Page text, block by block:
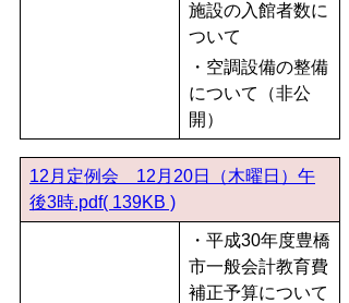
施設の入館者数に
ついて
・空調設備の整備
について（非公
開）
12月定例会 12月20日（木曜日）午
後3時.pdf( 139KB )
・平成30年度豊橋
市一般会計教育費
補正予算について